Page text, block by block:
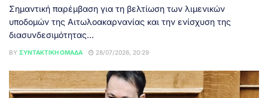
Σημαντική παρέμβαση για τη βελτίωση των λιμενικών
υποδομών της Αιτωλοακαρνανίας και την ενίσχυση της
διασυνδεσιμότητας...
BY ΣΥΝΤΑΚΤΙΚΉ ΟΜΆΔΑ 28/07/2026, 20:29